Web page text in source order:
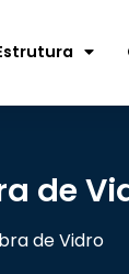
de
de Vidro